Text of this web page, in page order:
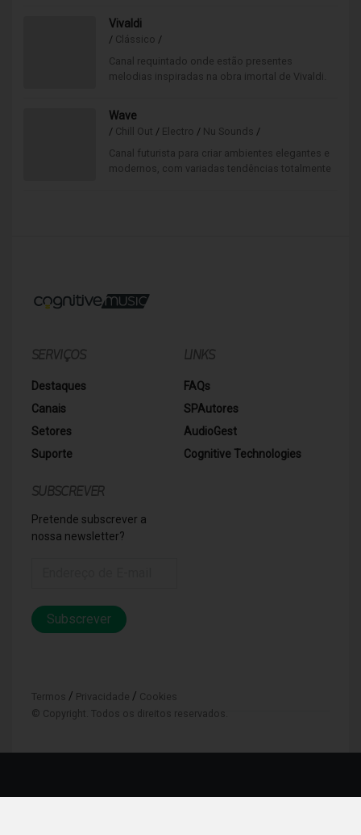
aqui.
Vivaldi
/ Clássico /
Canal requintado onde estão presentes
melodias inspiradas na obra imortal de Vivaldi.
maior destaque para o violino.
Wave
/ Chill Out / Electro / Nu Sounds /
Canal futurista para criar ambientes elegantes e
modernos, com variadas tendências totalmente
SERVIÇOS
Destaques
Canais
Setores
Suporte
LINKS
FAQs
SPAutores
AudioGest
Cognitive Technologies
SUBSCREVER
Pretende subscrever a
nossa newsletter?
Subscrever
Termos / Privacidade / Cookies
© Copyright. Todos os direitos reservados.